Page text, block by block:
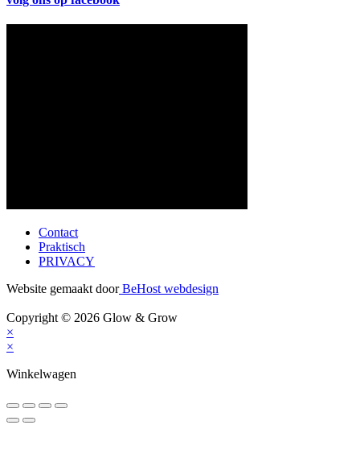
Contact
Praktisch
PRIVACY
Website gemaakt doorBeHost webdesign
Copyright © 2026 Glow & Grow
×
×
Winkelwagen